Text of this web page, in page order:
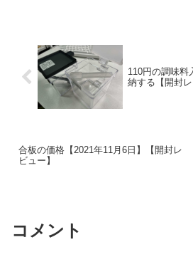
110円の調味料
納する【開封レ
合板の価格【2021年11月6日】【開封レ
ビュー】
コメント